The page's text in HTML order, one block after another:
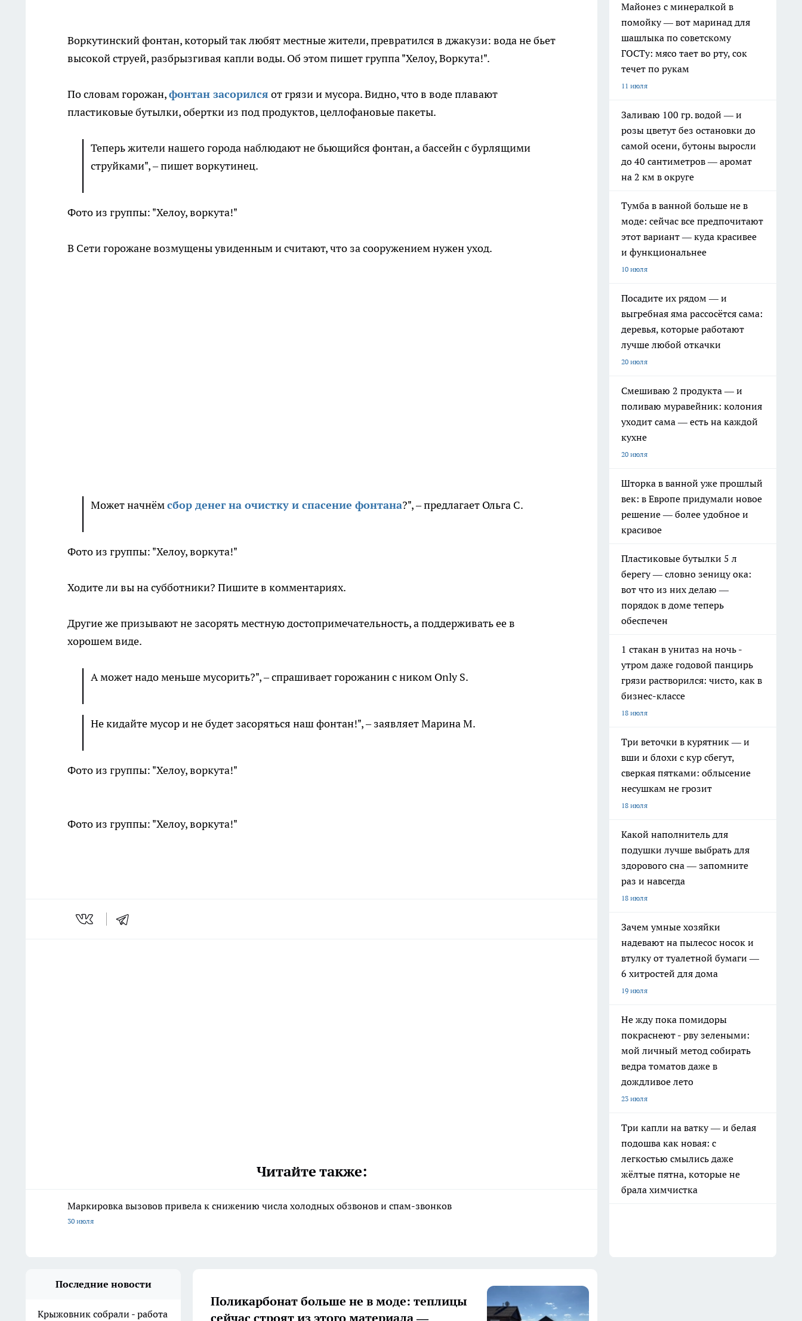
Воркутинский фонтан, который так любят местные жители, превратился в джакузи: вода не бьет
высокой струей, разбрызгивая капли воды. Об этом пишет группа "Хелоу, Воркута!".
По словам горожан,фонтан засорился от грязи и мусора. Видно, что в воде плавают
пластиковые бутылки, обертки из под продуктов, целлофановые пакеты.
Теперь жители нашего города наблюдают не бьющийся фонтан, а бассейн с бурлящими
струйками", – пишет воркутинец.
Фото из группы: "Хелоу, воркута!"
В Сети горожане возмущены увиденным и считают, что за сооружением нужен уход.
Может начнёмсбор денег на очистку и спасение фонтана?", – предлагает Ольга С.
Фото из группы: "Хелоу, воркута!"
Ходите ли вы на субботники? Пишите в комментариях.
Другие же призывают не засорять местную достопримечательность, а поддерживать ее в
хорошем виде.
А может надо меньше мусорить?", – спрашивает горожанин с ником Only S.
Не кидайте мусор и не будет засоряться наш фонтан!", – заявляет Марина М.
Фото из группы: "Хелоу, воркута!"
Фото из группы: "Хелоу, воркута!"
Читайте также:
Маркировка вызовов привела к снижению числа холодных обзвонов и спам-звонков
30 июля
Майонез с минералкой в
помойку — вот маринад для
шашлыка по советскому
ГОСТу: мясо тает во рту, сок
течет по рукам
11 июля
Заливаю 100 гр. водой — и
розы цветут без остановки до
самой осени, бутоны выросли
до 40 сантиметров — аромат
на 2 км в округе
Тумба в ванной больше не в
моде: сейчас все предпочитают
этот вариант — куда красивее
и функциональнее
10 июля
Посадите их рядом — и
выгребная яма рассосётся сама:
деревья, которые работают
лучше любой откачки
20 июля
Смешиваю 2 продукта — и
поливаю муравейник: колония
уходит сама — есть на каждой
кухне
20 июля
Шторка в ванной уже прошлый
век: в Европе придумали новое
решение — более удобное и
красивое
Пластиковые бутылки 5 л
берегу — словно зеницу ока:
вот что из них делаю —
порядок в доме теперь
обеспечен
1 стакан в унитаз на ночь -
утром даже годовой панцирь
грязи растворился: чисто, как в
бизнес-классе
18 июля
Три веточки в курятник — и
вши и блохи с кур сбегут,
сверкая пятками: облысение
несушкам не грозит
18 июля
Какой наполнитель для
подушки лучше выбрать для
здорового сна — запомните
раз и навсегда
18 июля
Зачем умные хозяйки
надевают на пылесос носок и
втулку от туалетной бумаги —
6 хитростей для дома
19 июля
Не жду пока помидоры
покраснеют - рву зелеными:
мой личный метод собирать
ведра томатов даже в
дождливое лето
23 июля
Три капли на ватку — и белая
подошва как новая: с
легкостью смылись даже
жёлтые пятна, которые не
брала химчистка
Последние новости
Крыжовник собрали - работа
Поликарбонат больше не в моде: теплицы